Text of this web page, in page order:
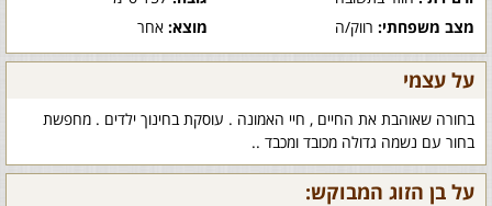
מצב משפחתי: רווק/ה מוצא:אחר
על עצמי
בחורה שאוהבת את החיים , חיי האמונה . עוסקת בחינוך ילדים . מחפשת
בחור עם נשמה גדולה מכובד ומכבד ..
על בן הזוג המבוקש: